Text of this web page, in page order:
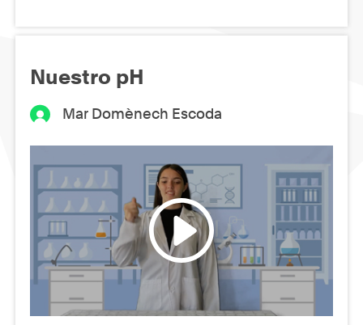
Nuestro pH
Mar Domènech Escoda